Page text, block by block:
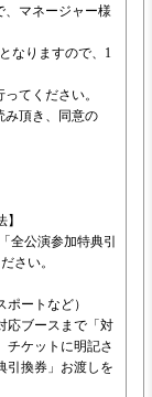
マネージャー様
なりますので、1
てください。
み頂き、同意の
全公演参加特典引
さい。
ートなど）
応ブースまで「対
チケットに明記さ
引換券」お渡しを